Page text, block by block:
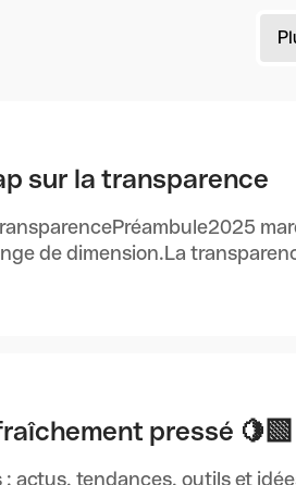
sur la transparence
de dimension.La
pressé 🍋‍🟩
actus, tendances, outils et